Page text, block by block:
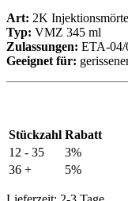
Art: 2K
Typ: VMZ 345 ml
Zulassungen: ETA-04/
Geeignet für:
Stückzahl Rabatt
12 - 35
3%
36 +
5%